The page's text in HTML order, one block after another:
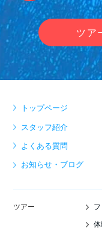
ツア
トップページ
スタッフ紹介
よくある質問
お知らせ・ブログ
ツアー